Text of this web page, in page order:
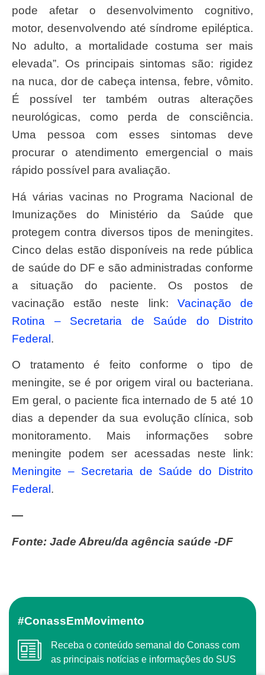
pode afetar o desenvolvimento cognitivo,
motor, desenvolvendo até síndrome epiléptica.
No adulto, a mortalidade costuma ser mais
elevada”. Os principais sintomas são: rigidez
na nuca, dor de cabeça intensa, febre, vômito.
É possível ter também outras alterações
neurológicas, como perda de consciência.
Uma pessoa com esses sintomas deve
procurar o atendimento emergencial o mais
rápido possível para avaliação.
Há várias vacinas no Programa Nacional de
Imunizações do Ministério da Saúde que
protegem contra diversos tipos de meningites.
Cinco delas estão disponíveis na rede pública
de saúde do DF e são administradas conforme
a situação do paciente. Os postos de
vacinação estão neste link: Vacinação de
Rotina – Secretaria de Saúde do Distrito
Federal.
O tratamento é feito conforme o tipo de
meningite, se é por origem viral ou bacteriana.
Em geral, o paciente fica internado de 5 até 10
dias a depender da sua evolução clínica, sob
monitoramento. Mais informações sobre
meningite podem ser acessadas neste link:
Meningite – Secretaria de Saúde do Distrito
Federal .
—
Fonte: Jade Abreu/da agência saúde -DF
#ConassEmMovimento
Receba o conteúdo semanal do Conass com
as principais notícias e informações do SUS